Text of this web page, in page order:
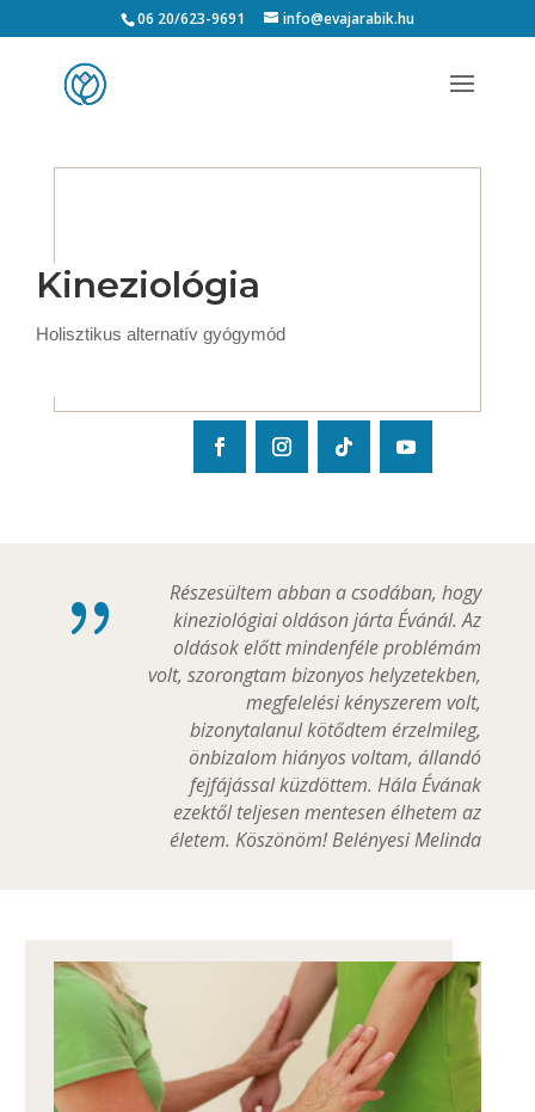
06 20/623-9691 info@evajarabik.hu
Kineziológia
Holisztikus alternatív gyógymód
{
Részesültem abban a csodában, hogy
kineziológiai oldáson járta Évánál. Az
oldások előtt mindenféle problémám
volt, szorongtam bizonyos helyzetekben,
megfelelési kényszerem volt,
bizonytalanul kötődtem érzelmileg,
önbizalom hiányos voltam, állandó
fejfájással küzdöttem. Hála Évának
ezektől teljesen mentesen élhetem az
életem. Köszönöm! Belényesi Melinda